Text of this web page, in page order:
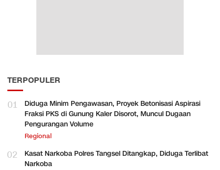
TERPOPULER
01
Diduga Minim Pengawasan, Proyek Betonisasi Aspirasi
Fraksi PKS di Gunung Kaler Disorot, Muncul Dugaan
Pengurangan Volume
Regional
02
Kasat Narkoba Polres Tangsel Ditangkap, Diduga Terlibat
Narkoba